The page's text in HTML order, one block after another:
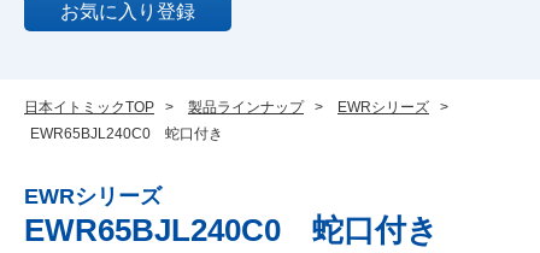
お気に入り登録
日本イトミックTOP > 製品ラインナップ > EWRシリーズ
>
EWR65BJL240C0 蛇口付き
EWRシリーズ
EWR65BJL240C0 蛇口付き